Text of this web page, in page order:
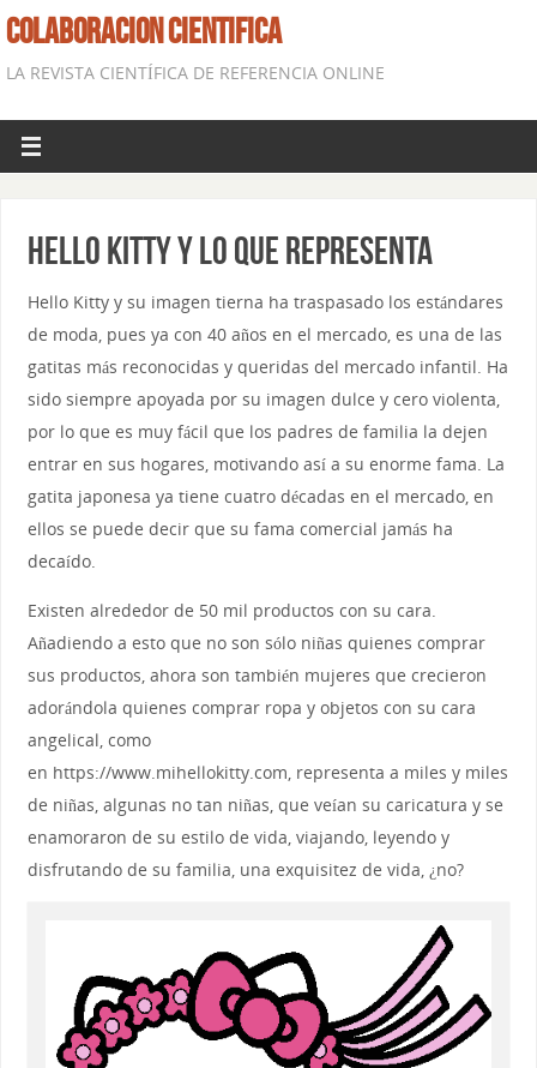
COLABORACION CIENTIFICA
LA REVISTA CIENTÍFICA DE REFERENCIA ONLINE
Hello Kitty y lo que representa
Hello Kitty y su imagen tierna ha traspasado los estándares
de moda, pues ya con 40 años en el mercado, es una de las
gatitas más reconocidas y queridas del mercado infantil. Ha
sido siempre apoyada por su imagen dulce y cero violenta,
por lo que es muy fácil que los padres de familia la dejen
entrar en sus hogares, motivando así a su enorme fama. La
gatita japonesa ya tiene cuatro décadas en el mercado, en
ellos se puede decir que su fama comercial jamás ha
decaído.
Existen alrededor de 50 mil productos con su cara.
Añadiendo a esto que no son sólo niñas quienes comprar
sus productos, ahora son también mujeres que crecieron
adorándola quienes comprar ropa y objetos con su cara
angelical, como
en https://www.mihellokitty.com, representa a miles y miles
de niñas, algunas no tan niñas, que veían su caricatura y se
enamoraron de su estilo de vida, viajando, leyendo y
disfrutando de su familia, una exquisitez de vida, ¿no?